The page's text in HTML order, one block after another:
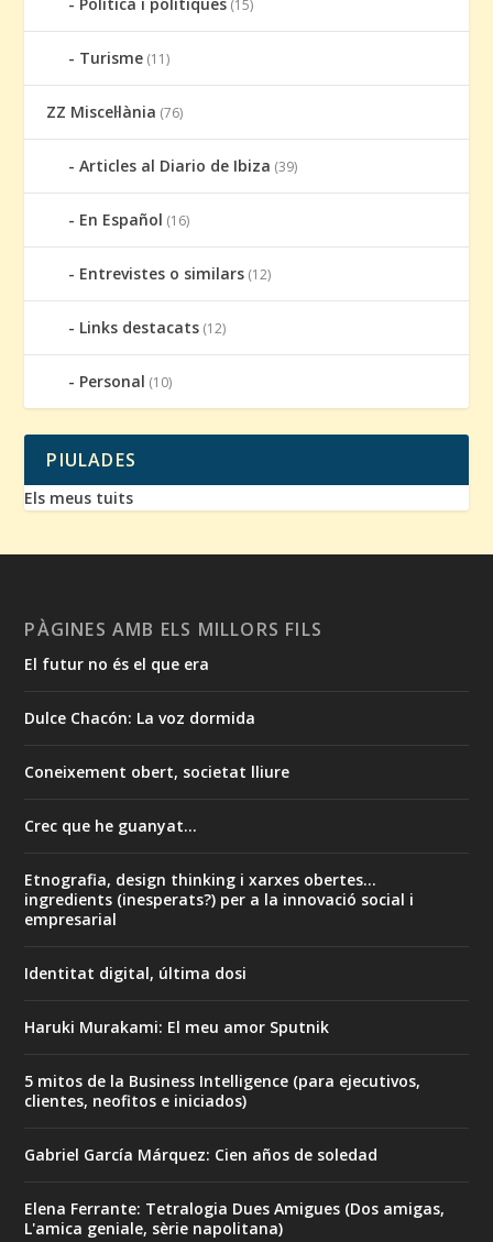
(15)
Turisme (11)
ZZ Miscel·lània (76)
Articles al Diario de Ibiza (39)
En Español (16)
Entrevistes o similars (12)
Links destacats (12)
Personal (10)
PIULADES
Els meus tuits
PÀGINES AMB ELS MILLORS FILS
El futur no és el que era
Dulce Chacón: La voz dormida
Coneixement obert, societat lliure
Crec que he guanyat...
Etnografia, design thinking i xarxes obertes...
ingredients (inesperats?) per a la innovació social i
empresarial
Identitat digital, última dosi
Haruki Murakami: El meu amor Sputnik
5 mitos de la Business Intelligence (para ejecutivos,
clientes, neofitos e iniciados)
Gabriel García Márquez: Cien años de soledad
Elena Ferrante: Tetralogia Dues Amigues (Dos amigas,
L'amica geniale, sèrie napolitana)